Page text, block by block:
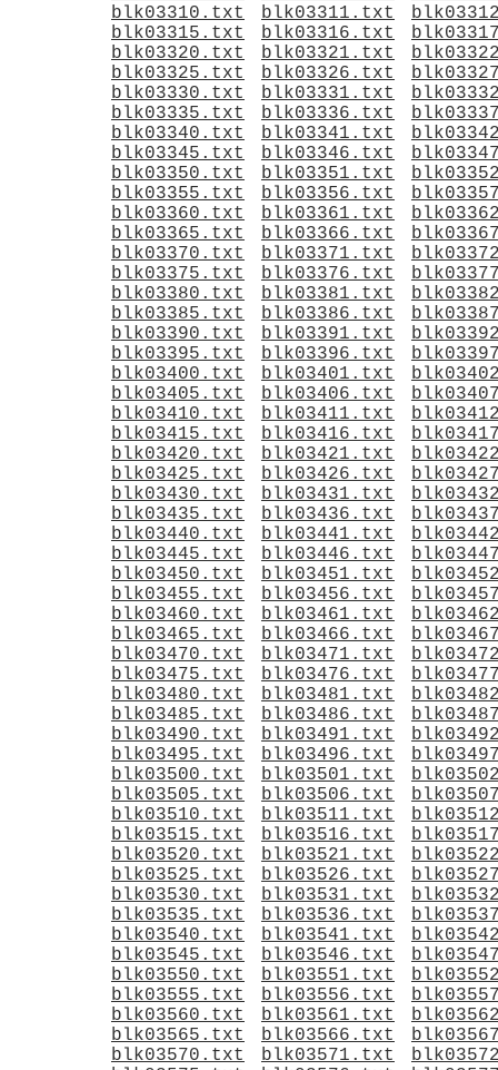
blk03310.txt
blk03311.txt
blk03315.txt
blk03316.txt
blk03320.txt
blk03321.txt
blk03325.txt
blk03326.txt
blk03330.txt
blk03331.txt
blk03335.txt
blk03336.txt
blk03340.txt
blk03341.txt
blk03345.txt
blk03346.txt
blk03350.txt
blk03351.txt
blk03355.txt
blk03356.txt
blk03360.txt
blk03361.txt
blk03365.txt
blk03366.txt
blk03370.txt
blk03371.txt
blk03375.txt
blk03376.txt
blk03380.txt
blk03381.txt
blk03385.txt
blk03386.txt
blk03390.txt
blk03391.txt
blk03395.txt
blk03396.txt
blk03400.txt
blk03401.txt
blk03405.txt
blk03406.txt
blk03410.txt
blk03411.txt
blk03415.txt
blk03416.txt
blk03420.txt
blk03421.txt
blk03425.txt
blk03426.txt
blk03430.txt
blk03431.txt
blk03435.txt
blk03436.txt
blk03440.txt
blk03441.txt
blk03445.txt
blk03446.txt
blk03450.txt
blk03451.txt
blk03455.txt
blk03456.txt
blk03460.txt
blk03461.txt
blk03465.txt
blk03466.txt
blk03470.txt
blk03471.txt
blk03475.txt
blk03476.txt
blk03480.txt
blk03481.txt
blk03485.txt
blk03486.txt
blk03490.txt
blk03491.txt
blk03495.txt
blk03496.txt
blk03500.txt
blk03501.txt
blk03505.txt
blk03506.txt
blk03510.txt
blk03511.txt
blk03515.txt
blk03516.txt
blk03520.txt
blk03521.txt
blk03525.txt
blk03526.txt
blk03530.txt
blk03531.txt
blk03535.txt
blk03536.txt
blk03540.txt
blk03541.txt
blk03545.txt
blk03546.txt
blk03550.txt
blk03551.txt
blk03555.txt
blk03556.txt
blk03560.txt
blk03561.txt
blk03565.txt
blk03566.txt
blk03570.txt
blk03571.txt